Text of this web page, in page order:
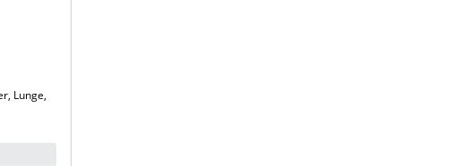
Lunge,